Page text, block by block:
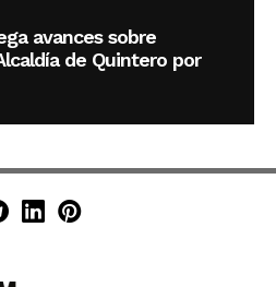
avances sobre
de Quintero por
Instagram
en X (Twitter)
en TikTok
Canal de Minuto30 en
Minuto30 en LinkedIn
Minuto30 en